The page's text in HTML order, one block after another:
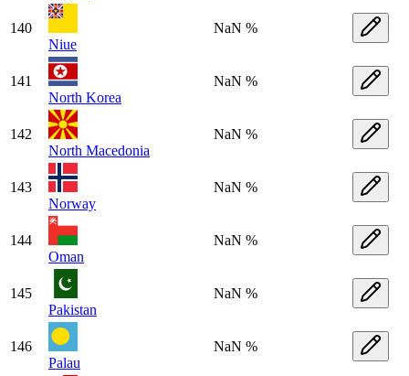
140
Niue
NaN %
141
North Korea
NaN %
142
North Macedonia
NaN %
143
Norway
NaN %
144
Oman
NaN %
145
Pakistan
NaN %
146
Palau
NaN %